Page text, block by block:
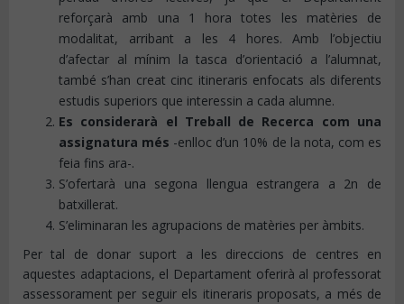
reforçarà amb una 1 hora totes les matèries de
modalitat, arribant a les 4 hores. Amb l’objectiu
d’afectar al mínim la tasca d’orientació a l’alumnat,
també s’han creat cinc itineraris enfocats als diferents
estudis superiors que interessin a cada alumne.
Es considerarà el Treball de Recerca com una
assignatura més -enlloc d’un 10% de la nota, com es
feia fins ara-.
S’ofertarà una segona llengua estrangera a 2n de
batxillerat.
S’eliminaran les agrupacions de matèries per àmbits.
Per tal de donar suport a les direccions de centres en
aquestes adaptacions, el Departament oferirà al professorat
assessorament per seguir els itineraris proposats, a més de